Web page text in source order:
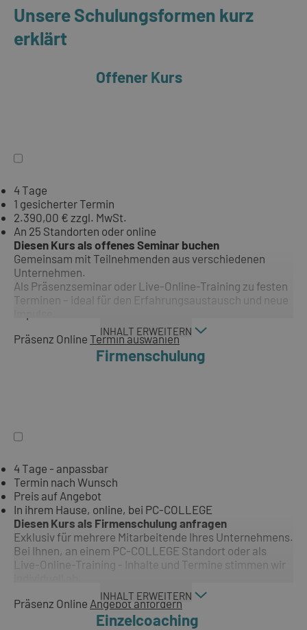
Unsere Schulungsformen kurz
erklärt
Offener Kurs
4 Tage
1 gesicherter Termin
2.390,00 € zzgl. MwSt.
An 25 Standorten oder online
Diesen Kurs als offenes Seminar buchen
Gemeinsam mit Teilnehmenden aus verschiedenen
Unternehmen.
Als Präsenzseminar oder Live-Online-Training zu festen
Terminen – ideal für den Erfahrungsaustausch und neue
INHALT ERWEITERN
Präsenz Online Termin auswählen
Firmenschulung
4 Tage - anpassbar
Termin nach Wunsch
Preis auf Angebot
In ihrem Hause, online, bei PC-COLLEGE
Diesen Kurs als Firmenschulung anfragen
Exklusiv für mehrere Mitarbeitende Ihres Unternehmens.
Bei Ihnen, an einem PC-COLLEGE Standort oder als
Live-Online-Training - Inhalte und Termine stimmen wir
INHALT ERWEITERN
Präsenz Online Angebot anfordern
Einzelcoaching